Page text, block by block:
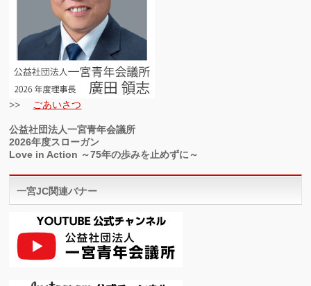
>> ごあいさつ
公益社団法人一宮青年会議所
2026年度スローガン
Love in Action ～75年の歩みを止めずに～
一宮JC関連バナー